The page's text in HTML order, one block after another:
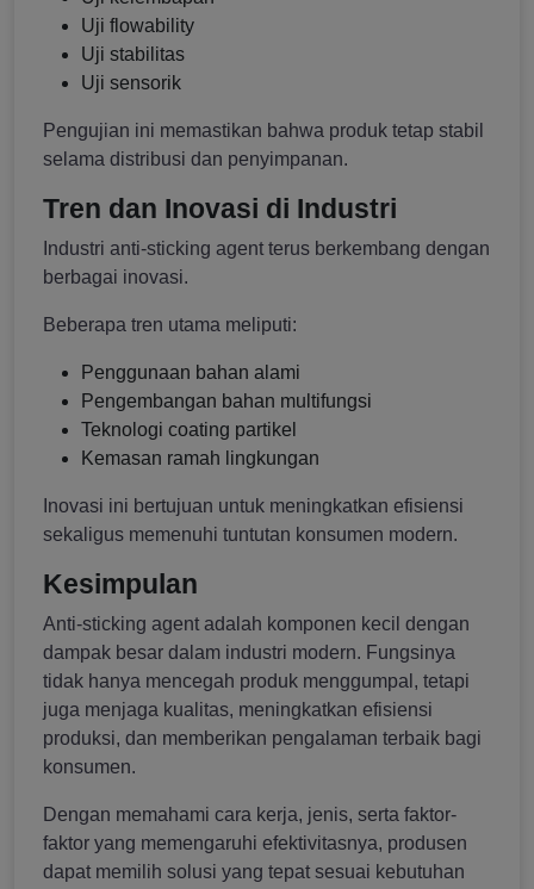
Uji flowability
Uji stabilitas
Uji sensorik
Pengujian ini memastikan bahwa produk tetap stabil
selama distribusi dan penyimpanan.
Tren dan Inovasi di Industri
Industri anti-sticking agent terus berkembang dengan
berbagai inovasi.
Beberapa tren utama meliputi:
Penggunaan bahan alami
Pengembangan bahan multifungsi
Teknologi coating partikel
Kemasan ramah lingkungan
Inovasi ini bertujuan untuk meningkatkan efisiensi
sekaligus memenuhi tuntutan konsumen modern.
Kesimpulan
Anti-sticking agent adalah komponen kecil dengan
dampak besar dalam industri modern. Fungsinya
tidak hanya mencegah produk menggumpal, tetapi
juga menjaga kualitas, meningkatkan efisiensi
produksi, dan memberikan pengalaman terbaik bagi
konsumen.
Dengan memahami cara kerja, jenis, serta faktor-
faktor yang memengaruhi efektivitasnya, produsen
dapat memilih solusi yang tepat sesuai kebutuhan